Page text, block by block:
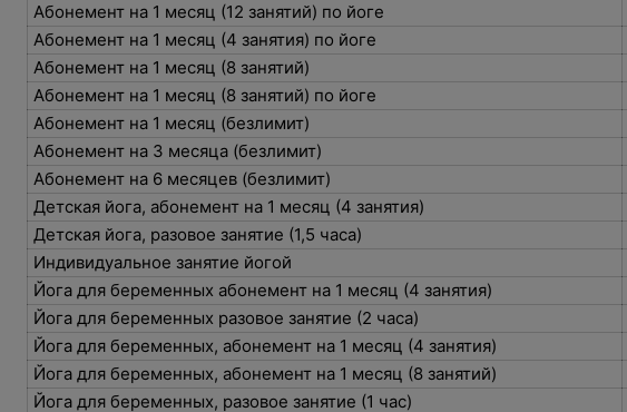
Абонемент на 1 месяц (12 занятий) по йоге
Абонемент на 1 месяц (4 занятия) по йоге
Абонемент на 1 месяц (8 занятий)
Абонемент на 1 месяц (8 занятий) по йоге
Абонемент на 1 месяц (безлимит)
Абонемент на 3 месяца (безлимит)
Абонемент на 6 месяцев (безлимит)
Детская йога, абонемент на 1 месяц (4 занятия)
Детская йога, разовое занятие (1,5 часа)
Индивидуальное занятие йогой
Йога для беременных абонемент на 1 месяц (4 занятия)
Йога для беременных разовое занятие (2 часа)
Йога для беременных, абонемент на 1 месяц (4 занятия)
Йога для беременных, абонемент на 1 месяц (8 занятий)
Йога для беременных, разовое занятие (1 час)